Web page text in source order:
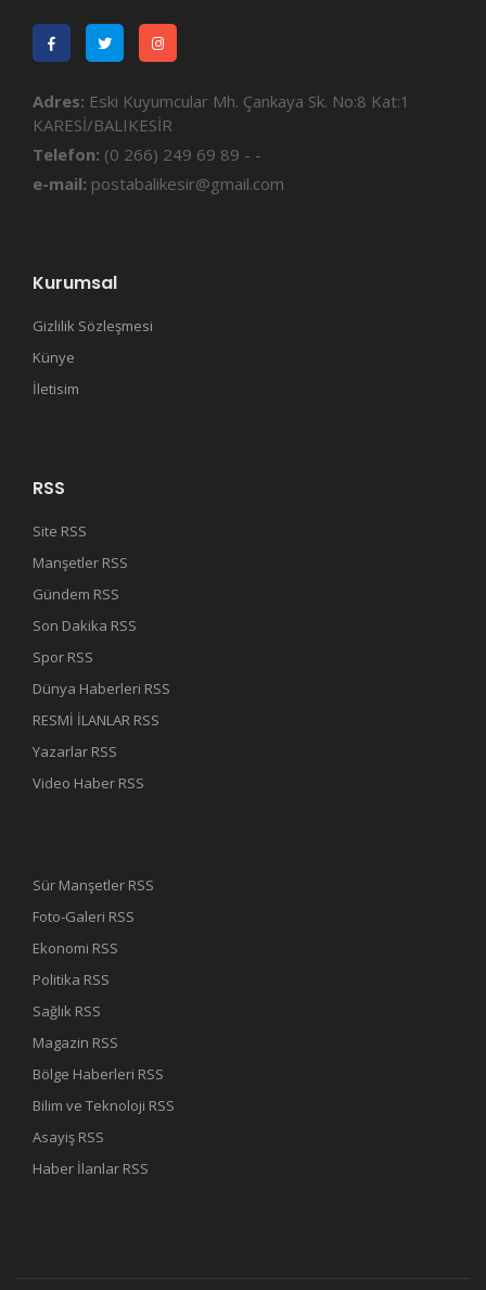
Adres: Eski Kuyumcular Mh. Çankaya Sk. No:8 Kat:1
KARESİ/BALIKESİR
Telefon: (0 266) 249 69 89 - -
e-mail: postabalikesir@gmail.com
Kurumsal
Gizlilik Sözleşmesi
Künye
İletisim
RSS
Site RSS
Manşetler RSS
Gündem RSS
Son Dakika RSS
Spor RSS
Dünya Haberleri RSS
RESMİ İLANLAR RSS
Yazarlar RSS
Video Haber RSS
Sür Manşetler RSS
Foto-Galeri RSS
Ekonomi RSS
Politika RSS
Sağlık RSS
Magazin RSS
Bölge Haberleri RSS
Bilim ve Teknoloji RSS
Asayiş RSS
Haber İlanlar RSS